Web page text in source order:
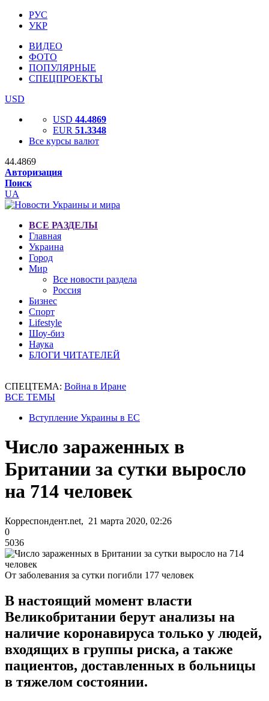
РУС
УКР
ВИДЕО
ФОТО
ПОПУЛЯРНЫЕ
СПЕЦПРОЕКТЫ
USD
USD 44.4869
EUR 51.3348
Все курсы валют
44.4869
Авторизация
Поиск
UA
ВСЕ РАЗДЕЛЫ
Главная
Украина
Город
Мир
Все новости раздела
Россия
Бизнес
Спорт
Lifestyle
Шоу-биз
Наука
БЛОГИ ЧИТАТЕЛЕЙ
СПЕЦТЕМА: Война в Иране
ВСЕ ТЕМЫ
Вступление Украины в ЕС
Число зараженных в
Британии за сутки выросло
на 714 человек
Корреспондент.net, 21 марта 2020, 02:26
0
5036
От заболевания за сутки погибли 177 человек
В настоящий момент власти
Великобритании берут анализы на
наличие коронавируса только у людей,
входящих в группы риска, а также
пациентов, доставленных в больницы
в тяжелом состоянии.